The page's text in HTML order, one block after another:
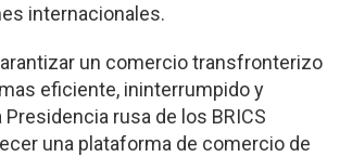
internacionales.
un comercio transfronterizo
eficiente, ininterrumpido y
rusa de los BRICS
una plataforma de comercio de